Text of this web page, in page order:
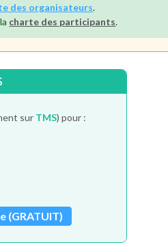
des organisateurs.
charte des participants.
sur TMS) pour :
(GRATUIT)